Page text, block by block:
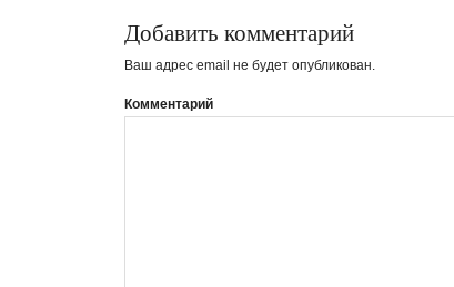
Добавить комментарий
Ваш адрес email не будет опубликован.
Комментарий